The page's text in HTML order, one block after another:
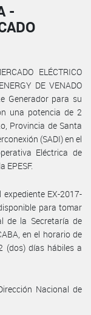
-
ELÉCTRICO
DE VENADO
Generador para su
una potencia de 2
Provincia de Santa
(SADI) en el
Eléctrica de
EPESF.
EX-2017-
para tomar
de la Secretaría de
en el horario de
(dos) días hábiles a
Nacional de